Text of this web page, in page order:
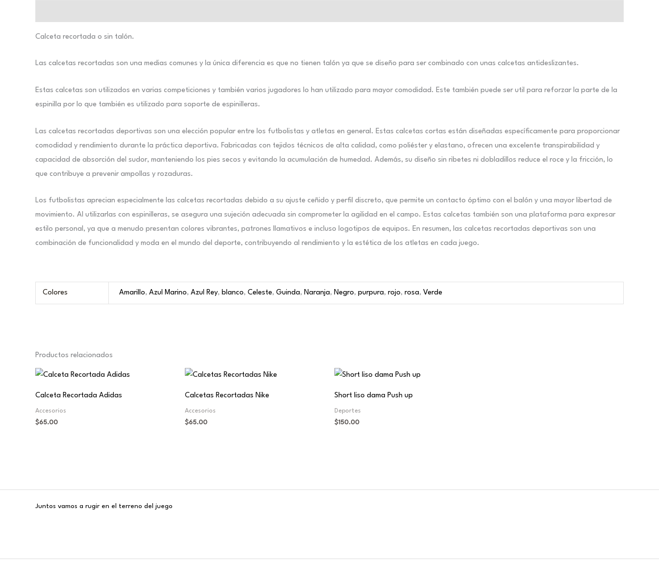
Calceta recortada o sin talón.
Las calcetas recortadas son una medias comunes y la única diferencia es que no tienen talón ya que se diseño para ser combinado con unas calcetas antideslizantes.
Estas calcetas son utilizados en varias competiciones y también varios jugadores lo han utilizado para mayor comodidad. Este también puede ser util para reforzar la parte de la
espinilla por lo que también es utilizado para soporte de espinilleras.
Las calcetas recortadas deportivas son una elección popular entre los futbolistas y atletas en general. Estas calcetas cortas están diseñadas específicamente para proporcionar
comodidad y rendimiento durante la práctica deportiva. Fabricadas con tejidos técnicos de alta calidad, como poliéster y elastano, ofrecen una excelente transpirabilidad y
capacidad de absorción del sudor, manteniendo los pies secos y evitando la acumulación de humedad. Además, su diseño sin ribetes ni dobladillos reduce el roce y la fricción, lo
que contribuye a prevenir ampollas y rozaduras.
Los futbolistas aprecian especialmente las calcetas recortadas debido a su ajuste ceñido y perfil discreto, que permite un contacto óptimo con el balón y una mayor libertad de
movimiento. Al utilizarlas con espinilleras, se asegura una sujeción adecuada sin comprometer la agilidad en el campo. Estas calcetas también son una plataforma para expresar
estilo personal, ya que a menudo presentan colores vibrantes, patrones llamativos e incluso logotipos de equipos. En resumen, las calcetas recortadas deportivas son una
combinación de funcionalidad y moda en el mundo del deporte, contribuyendo al rendimiento y la estética de los atletas en cada juego.
Colores Amarillo,Azul Marino,Azul Rey,blanco,Celeste,Guinda,Naranja,Negro,purpura,rojo,rosa, Verde
Productos relacionados
Calceta Recortada Adidas
Accesorios
$65.00
Calcetas Recortadas Nike
Accesorios
$65.00
Short liso dama Push up
Deportes
$150.00
Juntos vamos a rugir en el terreno del juego